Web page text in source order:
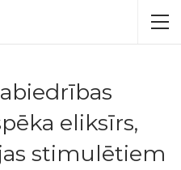
eliksīrs,
stimulētiem